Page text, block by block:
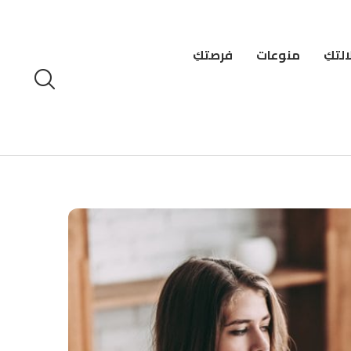
منوعات فرصتكِ